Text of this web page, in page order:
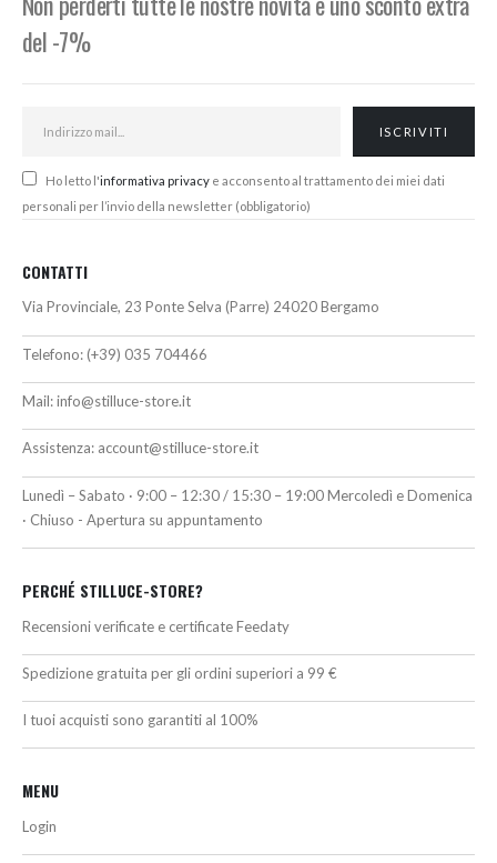
del -7%
Ho letto l'informativa privacy e acconsento al trattamento dei miei dati
personali per l’invio della newsletter (obbligatorio)
CONTATTI
Via Provinciale, 23 Ponte Selva (Parre) 24020 Bergamo
Telefono: (+39) 035 704466
Mail:info@stilluce-store.it
Assistenza: account@stilluce-store.it
Lunedì – Sabato · 9:00 – 12:30 / 15:30 – 19:00 Mercoledì e Domenica
· Chiuso - Apertura su appuntamento
PERCHÉ STILLUCE-STORE?
Recensioni verificate e certificate Feedaty
Spedizione gratuita per gli ordini superiori a 99 €
I tuoi acquisti sono garantiti al 100%
MENU
Login